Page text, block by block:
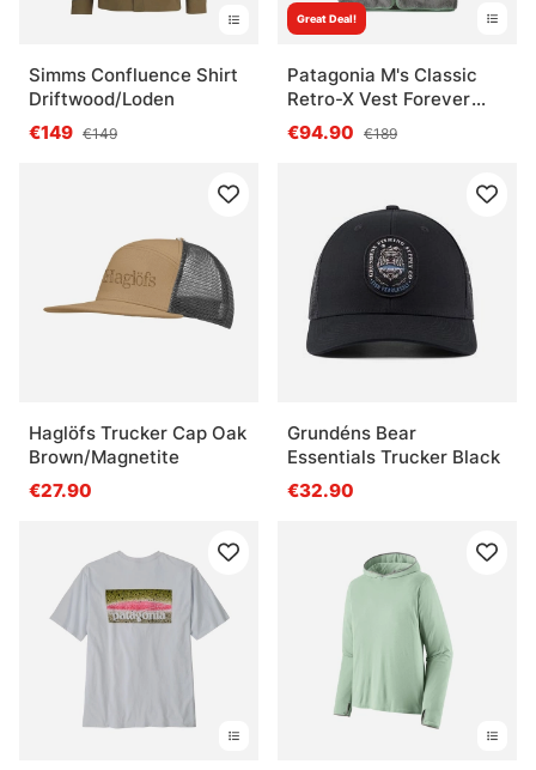
Simms Confluence Shirt
Driftwood/Loden
€149 €149
Great Deal!
Patagonia M's Classic
Retro-X Vest Forever
Grey
€94.90 €189
Haglöfs Trucker Cap Oak
Brown/Magnetite
€27.90
Grundéns Bear
Essentials Trucker Black
€32.90